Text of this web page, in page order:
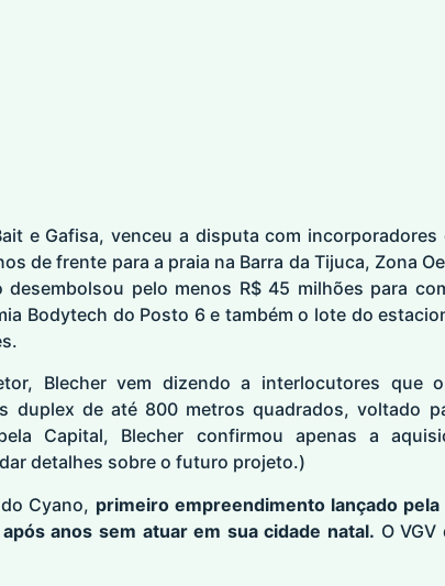
e Gafisa, venceu a disputa com
de frente para a praia na Barra da Tijuca, Zona
pelo menos R$ 45 milhões para
Bodytech do Posto 6 e também o lote do
Blecher vem dizendo a interlocutores que
duplex de até 800 metros quadrados, voltado
Capital, Blecher confirmou apenas a
detalhes sobre o futuro projeto.)
Cyano, primeiro empreendimento lançado pela
anos sem atuar em sua cidade natal. O